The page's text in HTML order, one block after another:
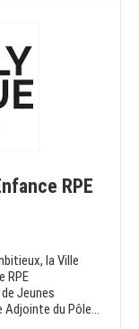
RPE
la Ville
RPE
Jeunes
du Pôle...